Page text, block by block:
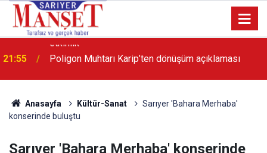
21:55 Poligon Muhtarı Karip’ten dönüşüm açıklaması
Anasayfa Kültür-Sanat
Sarıyer 'Bahara Merhaba'
konserinde buluştu
Sarıyer 'Bahara Merhaba' konserinde